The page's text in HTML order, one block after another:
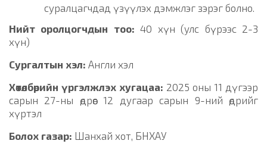
суралцагчдад үзүүлэх дэмжлэг зэрэг болно.
Нийт оролцогчдын тоо: 40 хүн (улс бүрээс 2-3
хүн)
Сургалтын хэл: Англи хэл
Хөтөлбөрийн үргэлжлэх хугацаа: 2025 оны 11 дүгээр
сарын 27-ны өдрөөс 12 дугаар сарын 9-ний өдрийг
хүртэл
Болох газар: Шанхай хот, БНХАУ